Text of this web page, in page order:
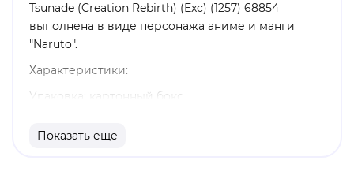
Tsunade (Creation Rebirth) (Exc) (1257) 68854
выполнена в виде персонажа аниме и манги
"Naruto".
Характеристики:
Упаковка: картонный бокс
Показать еще